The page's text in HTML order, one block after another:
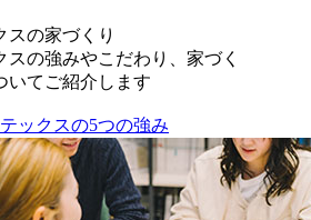
スの家づくり
スの強みやこだわり、家づく
いてご紹介します
ックスの5つの強み